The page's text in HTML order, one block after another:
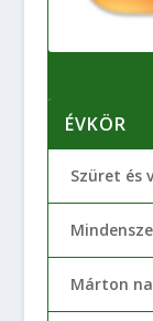
ÉVKÖR
Szüret és
Márton